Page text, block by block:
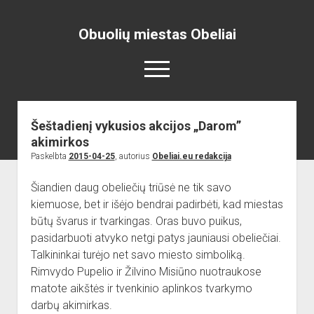
Obuolių miestas Obeliai
open
menu
Pradžia
dropdown
Renginiai
dropdown
Miesto aikštė
Obelių paminklas
ISTORIJA
open
dropdown
menu
Lankytinos vietos
open
dropdown
menu
Bažnyčia
Muziejus
Kiti objektai
Obelių gimnazija
open
dropdown
menu
Gimnazistų naujienos
Gimnazistų kūryba
Kraštiečių kūryba
NUOTRAUKOS
Organizacijos
open
dropdown
Šeštadienį vykusios akcijos „Darom”
akimirkos
Paskelbta 2015-04-25, autorius Obeliai.eu redakcija
Šiandien daug obeliečių triūsė ne tik savo
kiemuose, bet ir išėjo bendrai padirbėti, kad miestas
būtų švarus ir tvarkingas. Oras buvo puikus,
pasidarbuoti atvyko netgi patys jauniausi obeliečiai.
Talkininkai turėjo net savo miesto simboliką.
Rimvydo Pupelio ir Žilvino Misiūno nuotraukose
matote aikštės ir tvenkinio aplinkos tvarkymo
darbų akimirkas.